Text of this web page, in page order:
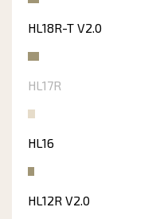
HL18R-T V2.0
HL17R
HL16
HL12R V2.0